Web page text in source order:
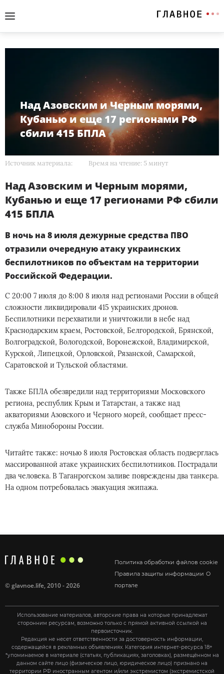
Над Азовским и Черным морями,
Кубанью и еще 17 регионами РФ
сбили 415 БПЛА
Источник материала: Время на чтение: 5 минут
Над Азовским и Черным морями,
Кубанью и еще 17 регионами РФ сбили
415 БПЛА
В ночь на 8 июля дежурные средства ПВО
отразили очередную атаку украинских
беспилотников по объектам на территории
Российской Федерации.
С 20:00 7 июля до 8:00 8 июля над регионами России в общей
сложности ликвидировали 415 украинских дронов.
Беспилотники перехватили и уничтожили в небе над
Краснодарским краем, Ростовской, Белгородской, Брянской,
Волгоградской, Вологодской, Воронежской, Владимирской,
Курской, Липецкой, Орловской, Рязанской, Самарской,
Саратовской и Тульской областями.
Также БПЛА обезвредили над территориями Московского
региона, республик Крым и Татарстан, а также над
акваториями Азовского и Черного морей, сообщает пресс-
служба Минобороны России.
Читайте также: ночью 8 июля Ростовская область подверглась
массированной атаке украинских беспилотников. Пострадали
два человека. В Таганрогском заливе повреждены два танкера.
На одном потребовалась эвакуация экипажа.
Политика обработки файлов cookie
Правила защиты информации О
портале
©glavnoe.life, 2010 - 2026
Использование материалов, авторские права на которые принадлежат
сторонним ресурсам, возможно только с прямой активной ссылкой на
первоисточник.
Редакция не несет ответственности за достоверность информации,
содержащейся в рекламных объявлениях. Категория интернет-ресурса 18+
*упоминаемое в материале (статьях, публикациях, заголовках), размещённом на
данном сайте лицо (физическое лицо, юридическое лицо) признано на
территории РФ иностранным агентом и/или экстремистом (экстремистской